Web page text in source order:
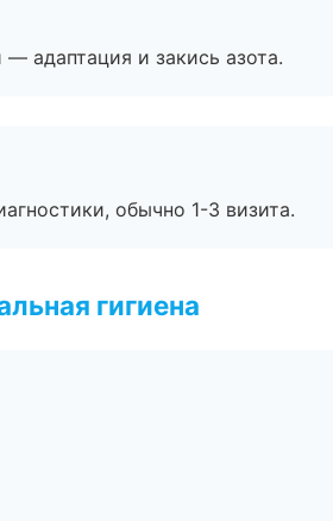
адаптация и закись азота.
обычно 1-3 визита.
гигиена